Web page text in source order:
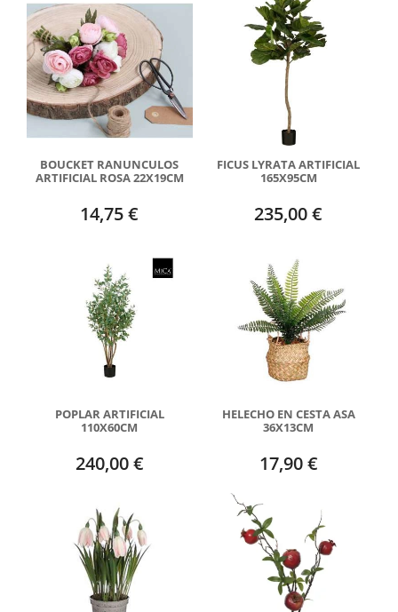
BOUCKET RANUNCULOS
ARTIFICIAL ROSA 22X19CM
14,75 €
FICUS LYRATA ARTIFICIAL
165X95CM
235,00 €
POPLAR ARTIFICIAL
110X60CM
240,00 €
HELECHO EN CESTA ASA
36X13CM
17,90 €